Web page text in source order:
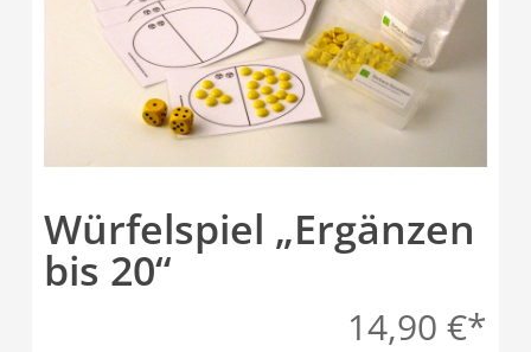
Würfelspiel „Ergänzen
bis 20“
14,90€